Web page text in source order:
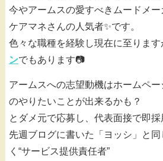
今やアームスの愛すべきムードメ
ケアマネさんの人気者✨です。
色々な職種を経験し現在に至ります
ンでもあります📷
アームスへの志望動機はホームペ
のやりたいことが出来るかも？
とダメ元で応募し、代表面接で即採
先週ブログに書いた「ヨッシ」と
く“サービス提供責任者”